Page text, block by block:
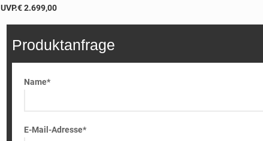
UVP.€ 2.699,00
Produktanfrage
Name*
E-Mail-Adresse*